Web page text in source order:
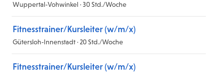
Wuppertal-Vohwinkel · 30 Std./Woche
Fitnesstrainer/Kursleiter (w/m/x)
Gütersloh-Innenstadt · 20 Std./Woche
Fitnesstrainer/Kursleiter (w/m/x)